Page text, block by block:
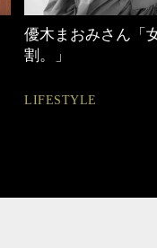
心地よくいられる
とは
FASHION